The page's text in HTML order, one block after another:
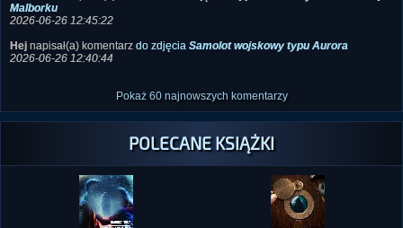
Hejnapisał(a) komentarz
2026-06-26 12:40:44
POLECANE KSIĄŻKI